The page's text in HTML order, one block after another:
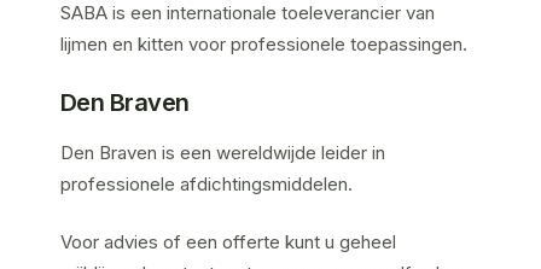
SABA is een internationale toeleverancier van
lijmen en kitten voor professionele toepassingen.
Den Braven
Den Braven is een wereldwijde leider in
professionele afdichtingsmiddelen.
Voor advies of een offerte kunt u geheel